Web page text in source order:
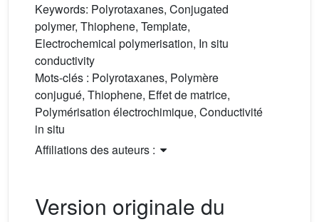
Keywords: Polyrotaxanes, Conjugated
polymer, Thiophene, Template,
Electrochemical polymerisation, In situ
conductivity
Mots-clés : Polyrotaxanes, Polymère
conjugué, Thiophene, Effet de matrice,
Polymérisation électrochimique, Conductivité
in situ
Affiliations des auteurs :
Version originale du